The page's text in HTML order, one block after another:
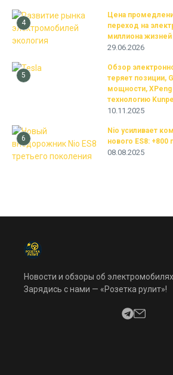
4
Цена
переход на
миллиона жизней
29.06.2026
5
Обзор
теряет позиции,
мощности,
технологию
10.11.2025
6
Nio усиливает
нового ES8:
08.08.2025
Новости и обзоры об
Зарядись с нами — «Розетка рулит»!